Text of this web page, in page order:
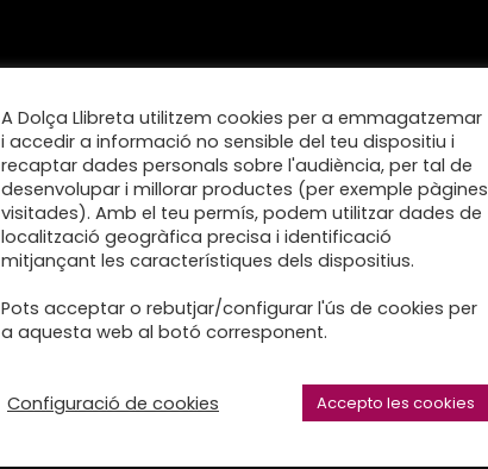
A Dolça Llibreta utilitzem cookies per a emmagatzemar
i accedir a informació no sensible del teu dispositiu i
recaptar dades personals sobre l'audiència, per tal de
desenvolupar i millorar productes (per exemple pàgines
visitades). Amb el teu permís, podem utilitzar dades de
localització geogràfica precisa i identificació
mitjançant les característiques dels dispositius.
Pots acceptar o rebutjar/configurar l'ús de cookies per
a aquesta web al botó corresponent.
Configuració de cookies Accepto les cookies